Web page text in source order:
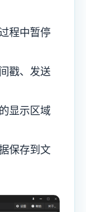
程中暂停
戳、发送
显示区域
保存到文